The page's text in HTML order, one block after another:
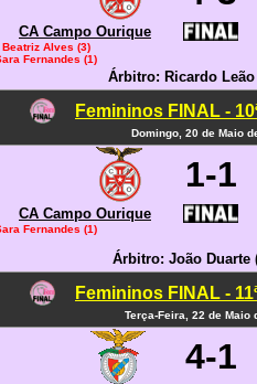
CA Campo Ourique
Beatriz Alves (3)
Fernandes (1)
Árbitro: Ricardo
Femininos FINAL -
Domingo, 20 de Maio
1-1
CA Campo Ourique
Fernandes (1)
Árbitro: João Duarte
Femininos FINAL -
Terça-Feira, 22 de Maio
4-1